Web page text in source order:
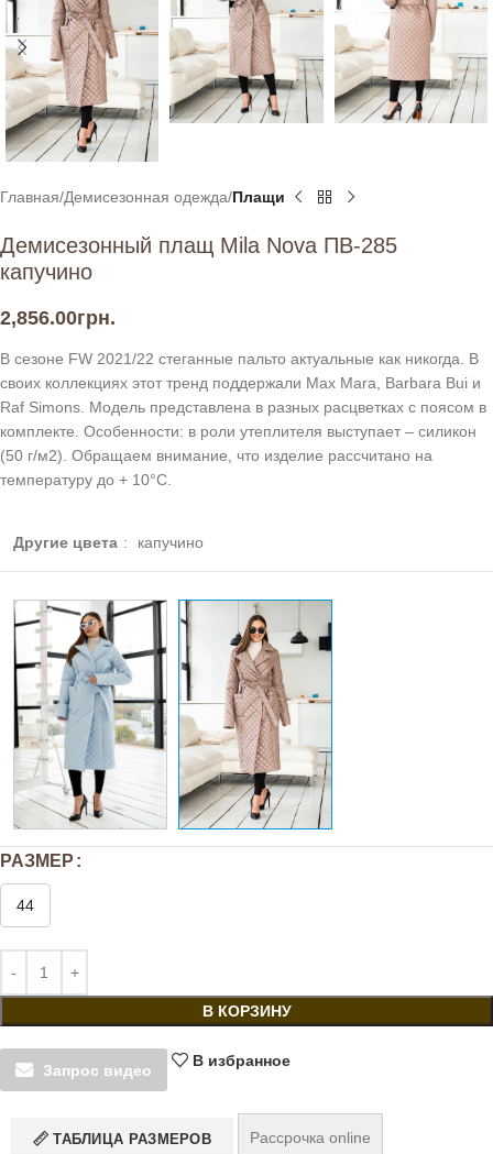
Главная Демисезонная одежда Плащи
Демисезонный плащ Mila Nova ПВ-285
капучино
2,856.00грн.
В сезоне FW 2021/22 стеганные пальто актуальные как никогда. В
своих коллекциях этот тренд поддержали Max Mara, Barbara Bui и
Raf Simons. Модель представлена в разных расцветках с поясом в
комплекте. Особенности: в роли утеплителя выступает – силикон
(50 г/м2). Обращаем внимание, что изделие рассчитано на
температуру до + 10°С.
Другие цвета : капучино
РАЗМЕР
44
В КОРЗИНУ
Запрос видео
В избранное
ТАБЛИЦА РАЗМЕРОВ Рассрочка online